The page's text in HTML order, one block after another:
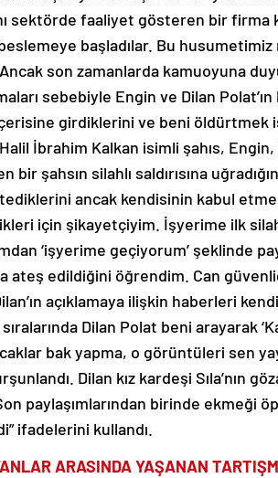
sektörde faaliyet gösteren bir
başladılar. Bu
son zamanlarda kamuoyuna
sebebiyle Engin ve Dilan Polat’ın
girdiklerini ve beni öldürtmek
İbrahim Kalkan isimli şahıs,
şahsın silahlı saldırısına
ancak kendisinin kabul
için şikayetçiyim. İşyerime ilk
‘işyerime geçiyorum’ şeklinde
ateş edildiğini öğrendim. Can
açıklamaya ilişkin haberleri
Dilan Polat beni arayarak
bak yapma, o görüntüleri sen
Dilan kız kardeşi Sıla’nın
paylaşımlarından birinde ekmeği
ifadelerini kullandı.
ARASINDA YAŞANAN